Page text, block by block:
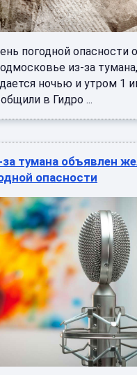
погодной опасности
из-за тумана,
ночью и утром 1
в Гидро ...
тумана объявлен
опасности